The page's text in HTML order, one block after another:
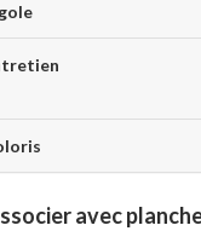
avec